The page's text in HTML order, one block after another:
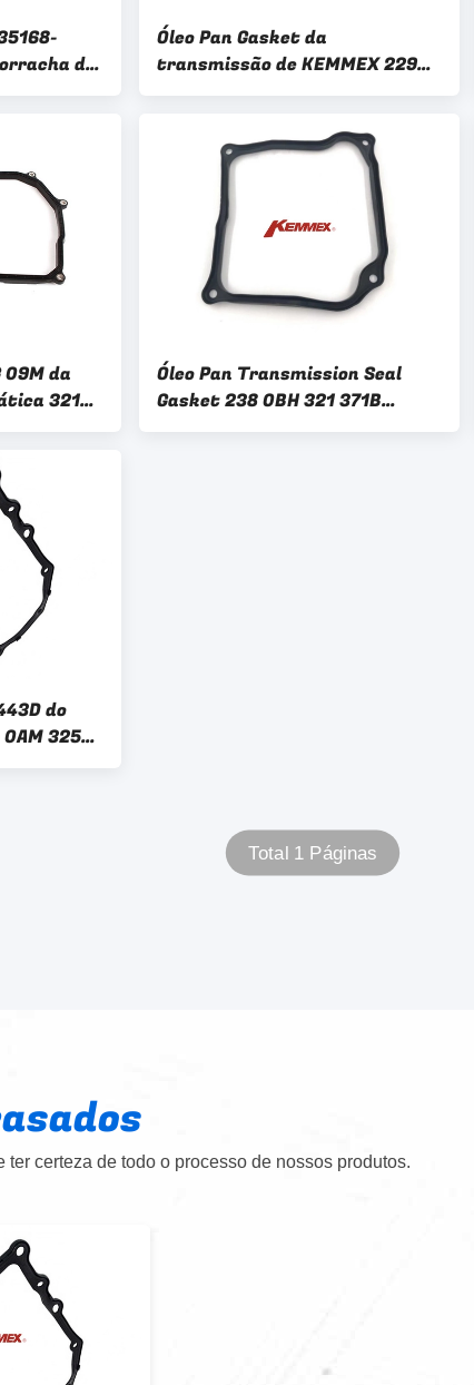
da
CVT
Óleo Pan Gasket da
transmissão de KEMMEX 229
01M 095.321.493 095321493
09M da
321
Óleo Pan Transmission Seal
Gasket 238 0BH 321 371B
0BH321371B
do
325
Total 1 Páginas
certeza de todo o processo de nossos produtos.